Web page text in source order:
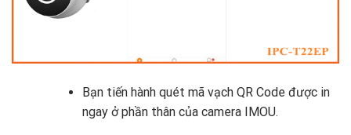
Bạn tiến hành quét mã vạch QR Code được in
ngay ở phần thân của camera IMOU.